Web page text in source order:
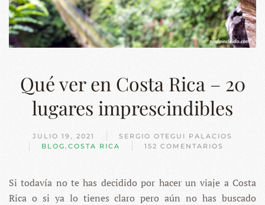
Qué ver en Costa Rica – 20
lugares imprescindibles
JULIO 19, 2021
SERGIO OTEGUI PALACIOS
BLOG , COSTA RICA 152 COMENTARIOS
EN
EN
RICA
Si todavía no te has decidido por hacer un viaje a Costa
Rica o si ya lo tienes claro pero aún no has buscado